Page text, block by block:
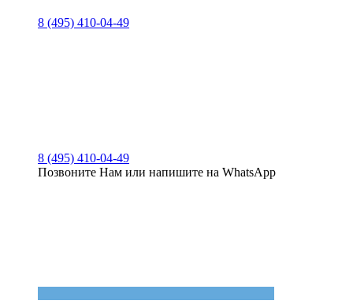
8 (495) 410-04-49
8 (495) 410-04-49
Позвоните Нам или напишите на WhatsApp